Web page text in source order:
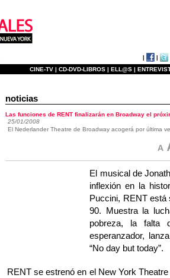
CINE-TV | CD-DVD-LIBROS | ELL@S |
noticias
Las funciones de RENT finalizarán en Broadway el
25/01/2008
El Nederlander Theatre de Broadway acogerá por última
El musical de
inflexión en la
Puccini, RENT está
90. Muestra la
pobreza, la falta
esperanzador,
“No day but today”.
RENT se estrenó en el New York